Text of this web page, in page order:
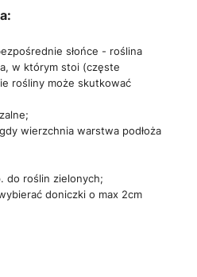
słońce - roślina
w którym stoi (częste
rośliny może skutkować
wierzchnia warstwa podłoża
do roślin zielonych;
doniczki o max 2cm